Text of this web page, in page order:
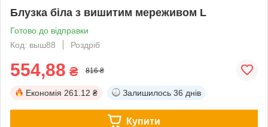
Блузка біла з вишитим мереживом L
Готово до відправки
Код: выш88
Роздріб
554,88 ₴ 816 ₴
Економія 261.12 ₴ Залишилось 36 днів
Купити